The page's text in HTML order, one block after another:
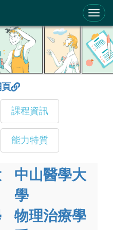
統
課程資訊
能力特質
中山醫學大
學
物理治療學